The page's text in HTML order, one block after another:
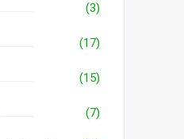
(3)
(17)
(15)
(7)